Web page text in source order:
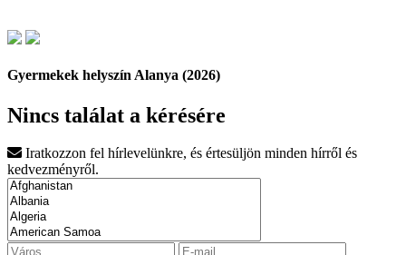
Gyermekek helyszín Alanya (2026)
Nincs találat a kérésére
Iratkozzon fel hírlevelünkre, és értesüljön minden hírről és
kedvezményről.